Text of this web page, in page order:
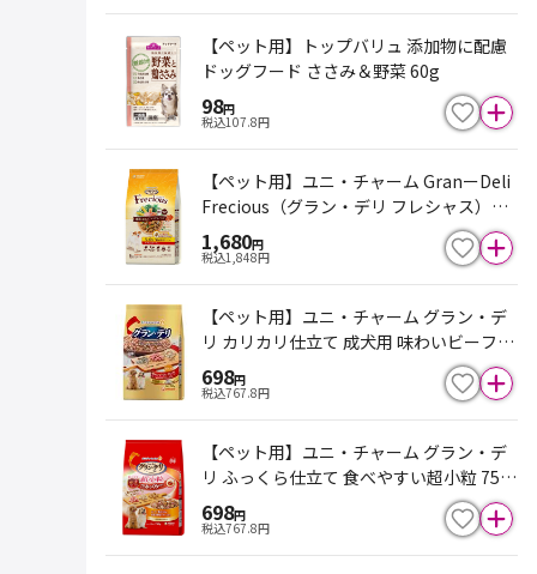
【ペット用】トップバリュ 添加物に配慮
ドッグフード ささみ＆野菜 60g
98円
税込107.8円
【ペット用】ユニ・チャーム GranーDeli
Frecious（グラン・デリ フレシャス）早
食い軽減設計 チキン＆ビーフ入り 1kg（3
34g×3袋）
1,680円
税込1,848円
【ペット用】ユニ・チャーム グラン・デ
リ カリカリ仕立て 成犬用 味わいビーフ入
セレクト 700g
698円
税込767.8円
【ペット用】ユニ・チャーム グラン・デ
リ ふっくら仕立て 食べやすい超小粒 750
g
698円
税込767.8円